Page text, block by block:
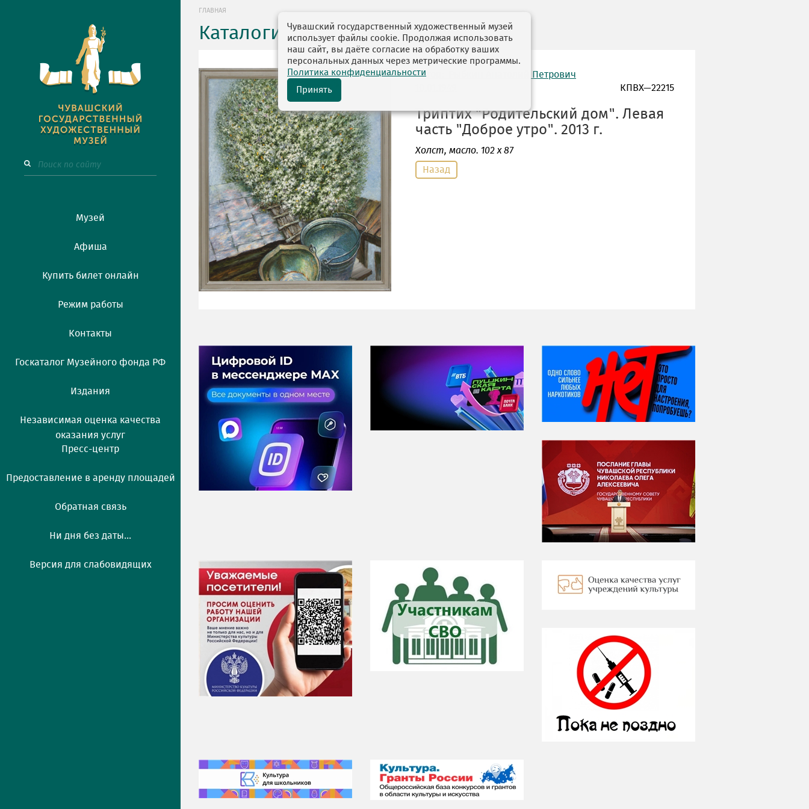
Музей
Афиша
Купить билет онлайн
Режим работы
Контакты
Госкаталог Музейного фонда РФ
Издания
Независимая оценка качества
оказания услуг
Пресс-центр
Предоставление в аренду площадей
Обратная связь
Ни дня без даты...
Версия для слабовидящих
ГЛАВНАЯ
Каталоги выставок
автор: Рыбкин Анатолий Петрович
КПВХ—22215
Триптих "Родительский дом". Левая
часть "Доброе утро". 2013 г.
Холст, масло. 102 х 87
Назад
НИ ДНЯ БЕЗ ДАТЫ...
07 августа
Я встретил вас – и
всё былое...
Чувашский государственный художественный музей
использует файлы cookie. Продолжая использовать
наш сайт, вы даёте согласие на обработку ваших
персональных данных через метрические программы.
Политика конфиденциальности
Принять